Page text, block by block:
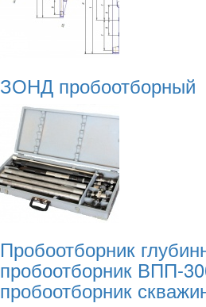
ЗОНД пробоотборный
Пробоотборник
пробоотборник ВПП-
пробоотборник